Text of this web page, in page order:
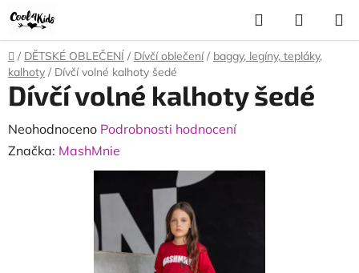
Přejít
na
obsah
Hledat
KOŠÍK
Domů
/ DĚTSKÉ OBLEČENÍ / Dívčí oblečení / baggy, legíny, tepláky,
kalhoty / Dívčí volné kalhoty šedé
Dívčí volné kalhoty šedé
Průměrné
hodnocení
Neohodnoceno Podrobnosti hodnocení
Značka: MashMnie